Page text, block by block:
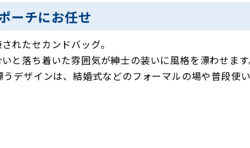
ーチにお任せ
れたセカンドバッグ。
と落ち着いた雰囲気が紳士の装いに風格を漂わせます
デザインは、結婚式などのフォーマルの場や普段使